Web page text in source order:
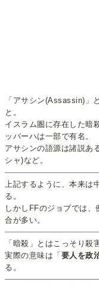
「アサシン(Assassin)」
と。
イスラム圏に存在した暗
ッバーハは一部で有名。
アサシンの語源は諸説あ
シャ)など。
上記するように、本来
る。
しかしFFのジョブでは、
合が多い。
「暗殺」とはこっそり殺
実際の意味は「 要人を政
る。